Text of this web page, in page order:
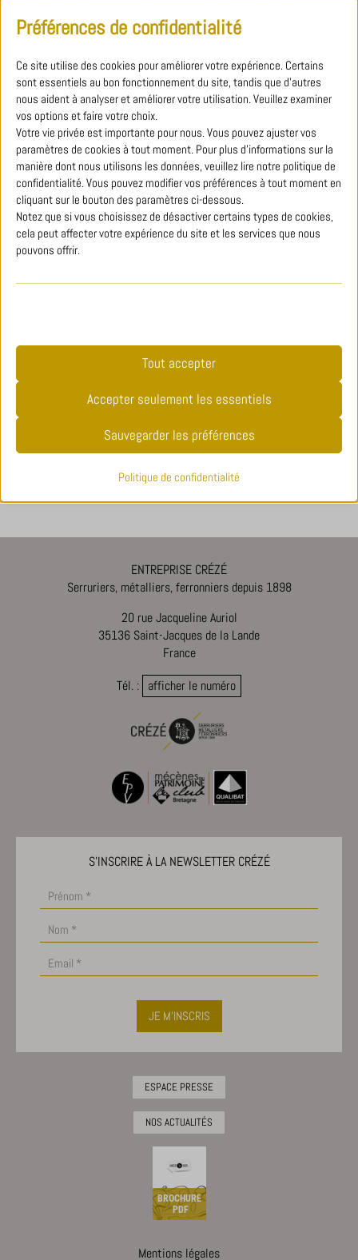
Nous continuons donc à oeuvrer pour cet édifice emblématique.
anciennes, comme le garde-corps de l’ancienne bibliothèque. Celui-
ci avait été démonté, avant l’incendie. »
TÉLÉCHARGER LE PDF
TOUTES LES ARTICLES DE PRESSE
VOUS AVEZ UN PROJET ? VOUS SOUHAITEZ
PRENDRE RENDEZ‑VOUS ?
CONTACTEZ-NOUS !
ENTREPRISE CRÉZÉ
Serruriers, métalliers, ferronniers depuis 1898
20 rue Jacqueline Auriol
35136 Saint-Jacques de la Lande
France
Tél. : afficher le numéro
S'INSCRIRE À LA NEWSLETTER CRÉZÉ
JE M'INSCRIS
ESPACE PRESSE
NOS ACTUALITÉS
BROCHURE
PDF
Mentions légales
Préférences de confidentialité
Ce site utilise des cookies pour améliorer votre expérience. Certains
sont essentiels au bon fonctionnement du site, tandis que d'autres
nous aident à analyser et améliorer votre utilisation. Veuillez examiner
vos options et faire votre choix.
Votre vie privée est importante pour nous. Vous pouvez ajuster vos
paramètres de cookies à tout moment. Pour plus d'informations sur la
manière dont nous utilisons les données, veuillez lire notre politique de
confidentialité. Vous pouvez modifier vos préférences à tout moment en
cliquant sur le bouton des paramètres ci-dessous.
Notez que si vous choisissez de désactiver certains types de cookies,
cela peut affecter votre expérience du site et les services que nous
pouvons offrir.
et sont nécessaires au bon fonctionnement du site web. Ces
cookies et services ne nécessitent pas de consentement utilisateur
Afficher les détails
cookielawinfo-checkbox-*
viewed_cookie_policy
Les cookies statistiques recueillent des informations sur
l'utilisation, nous permettant d'obtenir des informations sur la
Cette catégorie comprend tous les cookies, domaines et services
qui ne sont pas inclus dans les autres catégories spécifiques ou qui
n'ont pas été explicitement catégorisés.
Afficher les détails
notified-Affichage_Charte
Tout accepter
Accepter seulement les essentiels
Sauvegarder les préférences
Politique de confidentialité